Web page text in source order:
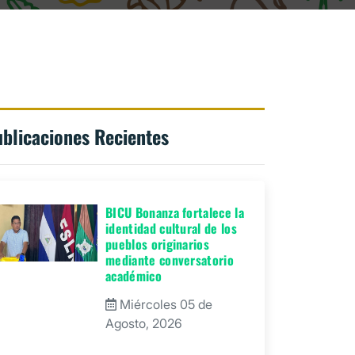
Recientes
BICU Bonanza fortalece la
identidad cultural de los
pueblos originarios
mediante conversatorio
académico
Miércoles 05 de
Agosto, 2026